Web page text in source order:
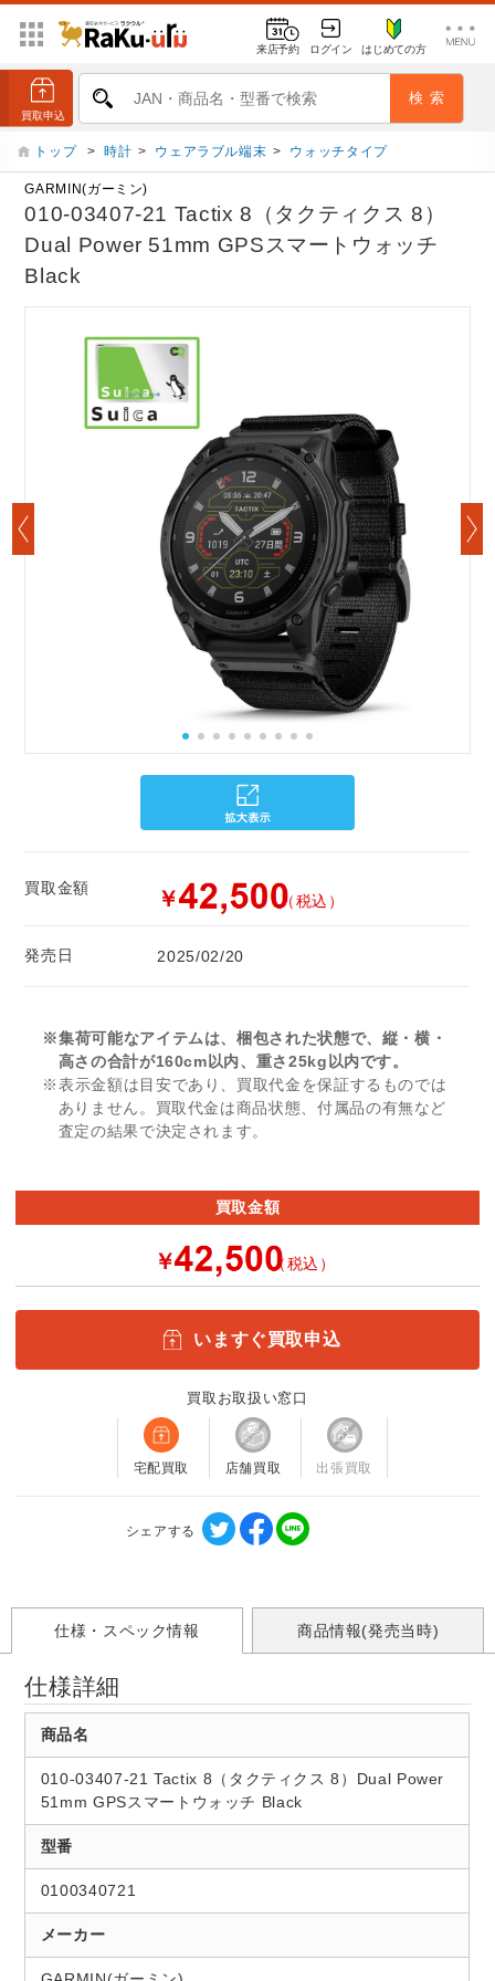
来店予約 ログイン はじめての方
トップ > 時計 > ウェアラブル端末 > ウォッチタイプ
GARMIN(ガーミン)
010-03407-21 Tactix 8（タクティクス 8）
Dual Power 51mm GPSスマートウォッチ
Black
買取金額 ￥ （税込）
発売日 2025/02/20
※集荷可能なアイテムは、梱包された状態で、縦・横・
高さの合計が160cm以内、重さ25kg以内です。
※表示金額は目安であり、買取代金を保証するものでは
ありません。買取代金は商品状態、付属品の有無など
査定の結果で決定されます。
買取金額
￥ （税込）
いますぐ買取申込
買取お取扱い窓口
宅配買取 店舗買取 出張買取
シェアする
仕様・スペック情報 商品情報(発売当時)
仕様詳細
商品名
010-03407-21 Tactix 8（タクティクス 8）Dual Power
51mm GPSスマートウォッチ Black
型番
0100340721
メーカー